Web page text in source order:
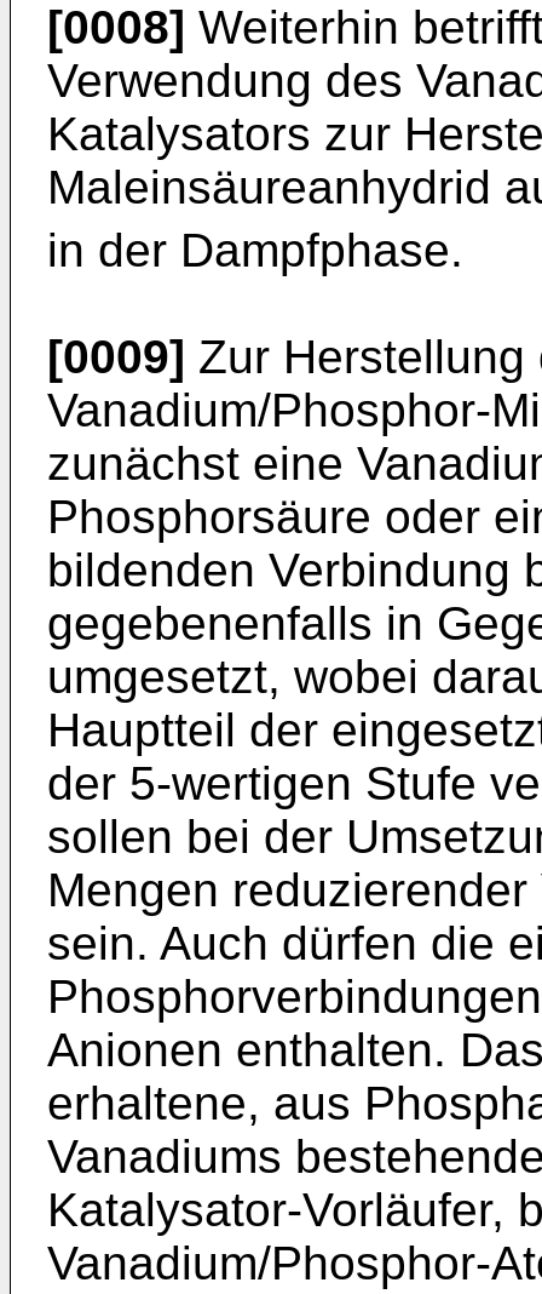
[0008] Weiterhin
Verwendung des
Katalysators zur
Maleinsäureanhydrid
in der Dampfphase.
[0009] Zur
Vanadium/Phosphor-
zunächst eine
Phosphorsäure oder
bildenden Verbindung
gegebenenfalls in
umgesetzt, wobei
Hauptteil der
der 5-wertigen Stufe
sollen bei der
Mengen
sein. Auch dürfen die
Anionen enthalten.
erhaltene, aus
Vanadiums
Katalysator-Vorläufer,
Vanadium/Phosphor-